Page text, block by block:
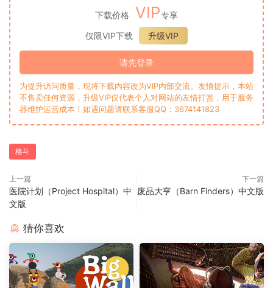
下载价格 VIP专享
仅限VIP下载
升级VIP
请先登录
为提升访问质量，现将下载内容改为VIP内部交流。友情提示，本站
不售卖任何资源，升级VIP仅代表个人对网站的友情打赏，用于服务
器维护运营成本！如遇问题请联系客服QQ：3674141823
格斗
上一篇
医院计划（Project Hospital）中
文版
下一篇
废品大亨（Barn Finders）中文版
猜你喜欢